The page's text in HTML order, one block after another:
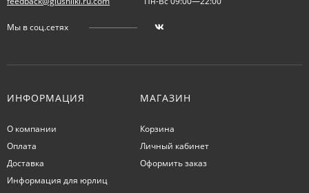
Мы в соц.сетях
ИНФОРМАЦИЯ
О компании
Оплата
Доставка
Информация для юрлиц
МАГАЗИН
Корзина
Личный кабинет
Оформить заказ